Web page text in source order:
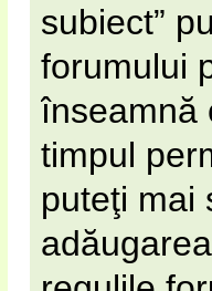
subiect”
forumului
înseamnă
timpul
puteţi mai